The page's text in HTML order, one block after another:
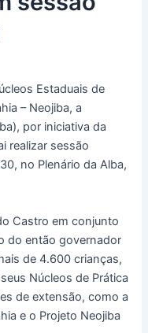
Estaduais de
– Neojiba, a
por iniciativa da
realizar sessão
no Plenário da Alba,
Castro em conjunto
do então governador
de 4.600 crianças,
Núcleos de Prática
de extensão, como a
e o Projeto Neojiba